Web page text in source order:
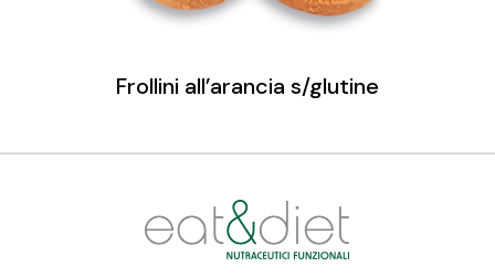
Frollini all’arancia s/glutine